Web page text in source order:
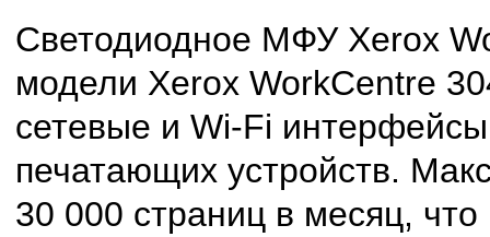
Светодиодное МФУ Xerox
модели Xerox WorkCentre
сетевые и Wi-Fi
печатающих устройств.
30 000 страниц в месяц,